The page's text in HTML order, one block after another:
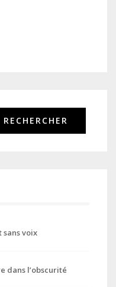
sans voix
dans l’obscurité